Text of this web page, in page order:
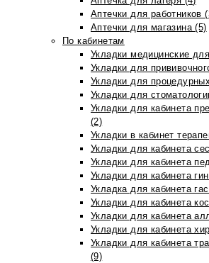
Аптечки для работников
Аптечки для магазина (5)
По кабинетам
Укладки медицинские
Укладки для
Укладки для
Укладки для
Укладки для кабинета
(2)
Укладки в кабинет
Укладки для кабинета
Укладки для кабинета
Укладки для кабинета
Укладка для кабинета
Укладки для кабинета
Укладки для кабинета
Укладки для кабинета
Укладки для кабинета
(9)